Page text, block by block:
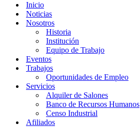
Inicio
Noticias
Nosotros
Historia
Institución
Equipo de Trabajo
Eventos
Trabajos
Oportunidades de Empleo
Servicios
Alquiler de Salones
Banco de Recursos Humanos
Censo Industrial
Afiliados